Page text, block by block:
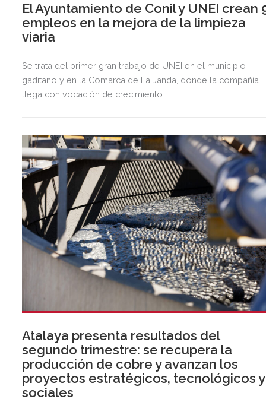
El Ayuntamiento de Conil y UNEI crean
empleos en la mejora de la limpieza
viaria
Se trata del primer gran trabajo de UNEI en el municipio
gaditano y en la Comarca de La Janda, donde la compañía
llega con vocación de crecimiento.
Atalaya presenta resultados del
segundo trimestre: se recupera la
producción de cobre y avanzan los
proyectos estratégicos, tecnológicos y
sociales